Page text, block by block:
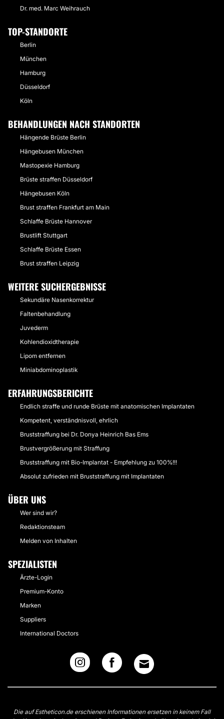
Dr. med. Marc Weihrauch
TOP-STANDORTE
Berlin
München
Hamburg
Düsseldorf
Köln
BEHANDLUNGEN NACH STANDORTEN
Hängende Brüste Berlin
Hängebusen München
Mastopexie Hamburg
Brüste straffen Düsseldorf
Hängebusen Köln
Brust straffen Frankfurt am Main
Schlaffe Brüste Hannover
Brustlift Stuttgart
Schlaffe Brüste Essen
Brust straffen Leipzig
WEITERE SUCHERGEBNISSE
Sekundäre Nasenkorrektur
Faltenbehandlung
Juvederm
Kohlendioxidtherapie
Lipom entfernen
Miniabdominoplastik
ERFAHRUNGSBERICHTE
Endlich straffe und runde Brüste mit anatomischen Implantaten
Kompetent, verständnisvoll, ehrlich
Bruststraffung bei Dr. Donya Heinrich Bas Ems
Brustvergrößerung mit Straffung
Bruststraffung mit Bio-Implantat - Empfehlung zu 100%!!!
Absolut zufrieden mit Bruststraffung mit Implantaten
ÜBER UNS
Wer sind wir?
Redaktionsteam
Melden von Inhalten
SPEZIALISTEN
Ärzte-Login
Premium-Konto
Marken
Suppliers
International Doctors
Die auf Estheticon.de erschienen Informationen ersetzen in keinem Fall